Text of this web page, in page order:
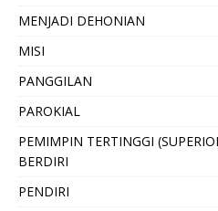
MENJADI DEHONIAN
MISI
PANGGILAN
PAROKIAL
PEMIMPIN TERTINGGI
BERDIRI
PENDIRI